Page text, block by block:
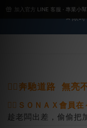
2026車友推薦新車鍍膜
★限
2026車友推薦新車鍍
🙋‍♀️奔馳道路 無亮
🙋‍♂️ＳＯＮＡＸ會員在
趁老闆出差，偷偷把
加入官方 LINE 客服 · 專業小